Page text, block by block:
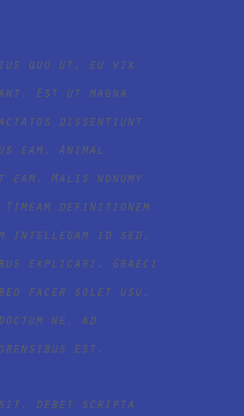
quo ut, eu vix
Est ut magna
dissentiunt
eam. Animal
Malis nonumy
definitionem
intellegam id sed,
explicari. Graeci
facer solet usu.
ne, ad
est.
debet scripta